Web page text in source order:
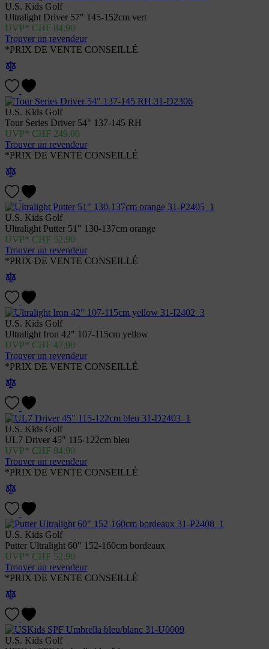
U.S. Kids Golf
Ultralight Driver 57" 145-152cm vert
CHF 84.90
Trouver un revendeur
*PRIX DE VENTE CONSEILLÉ
U.S. Kids Golf
Tour Series Driver 54" 137-145 RH
CHF 249.00
Trouver un revendeur
*PRIX DE VENTE CONSEILLÉ
U.S. Kids Golf
Ultralight Putter 51" 130-137cm orange
CHF 52.90
Trouver un revendeur
*PRIX DE VENTE CONSEILLÉ
U.S. Kids Golf
Ultralight Iron 42" 107-115cm yellow
CHF 47.90
Trouver un revendeur
*PRIX DE VENTE CONSEILLÉ
U.S. Kids Golf
UL7 Driver 45" 115-122cm bleu
CHF 84.90
Trouver un revendeur
*PRIX DE VENTE CONSEILLÉ
U.S. Kids Golf
Putter Ultralight 60" 152-160cm bordeaux
CHF 52.90
Trouver un revendeur
*PRIX DE VENTE CONSEILLÉ
U.S. Kids Golf